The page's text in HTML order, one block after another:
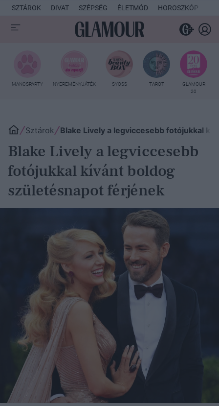
SZTÁROK DIVAT SZÉPSÉG ÉLETMÓD HOROSZKÓP
MANCSPARTY NYEREMÉNYJÁTÉK SYOSS TAROT
GLAMOUR
20
Sztárok Blake Lively a legviccesebb fotójukkal
Blake Lively a legviccesebb
fotójukkal kívánt boldog
születésnapot férjének